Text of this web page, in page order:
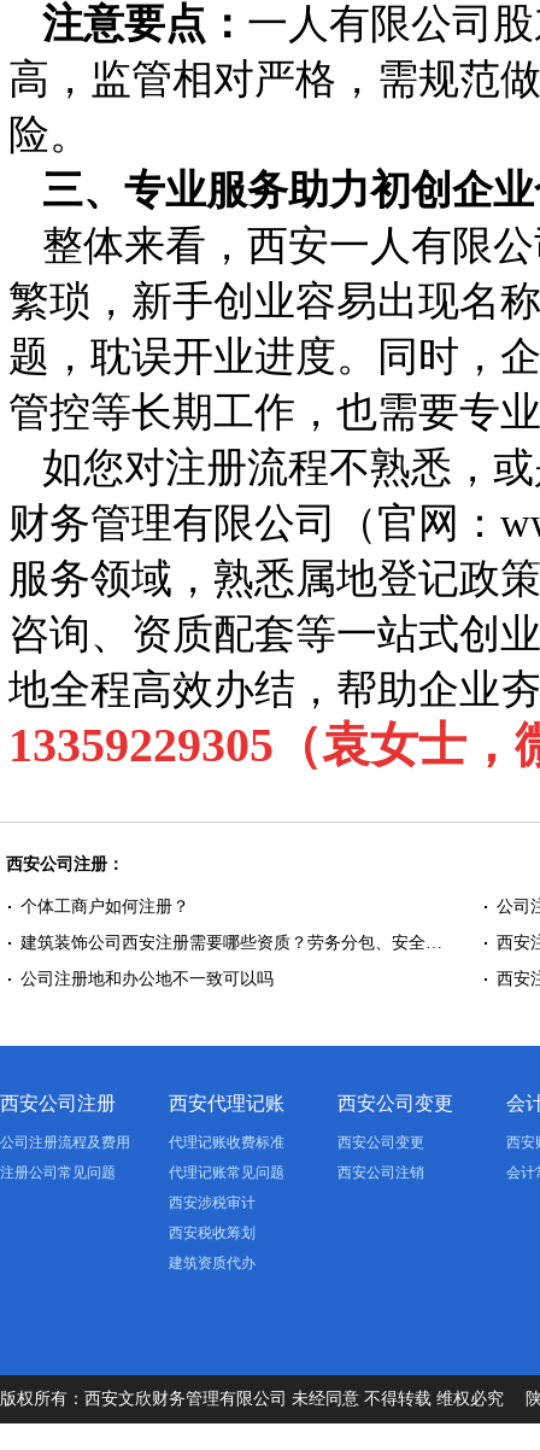
注意要点： 一人有限公司
高，监管相对严格，需规范
险。
三、专业服务助力初创企
整体来看，西安一人有限
繁琐，新手创业容易出现名
题，耽误开业进度。同时，
管控等长期工作，也需要专
如您对注册流程不熟悉，
财务管理有限公司（官网：
服务领域，熟悉属地登记政
咨询、资质配套等一站式创
地全程高效办结，帮助企业
13359229305（袁女士
西安公司注册：
个体工商户如何注册？
公司
建筑装饰公司西安注册需要哪些资质？劳务分包、安全…
西安
公司注册地和办公地不一致可以吗
西安
西安公司注册
公司注册流程及费用
注册公司常见问题
西安代理记账
代理记账收费标准
代理记账常见问题
西安涉税审计
西安税收筹划
建筑资质代办
西安公司变更
西安公司变更
西安公司注销
会
西安
会计
版权所有：西安文欣财务管理有限公司 未经同意 不得转载 维权必究